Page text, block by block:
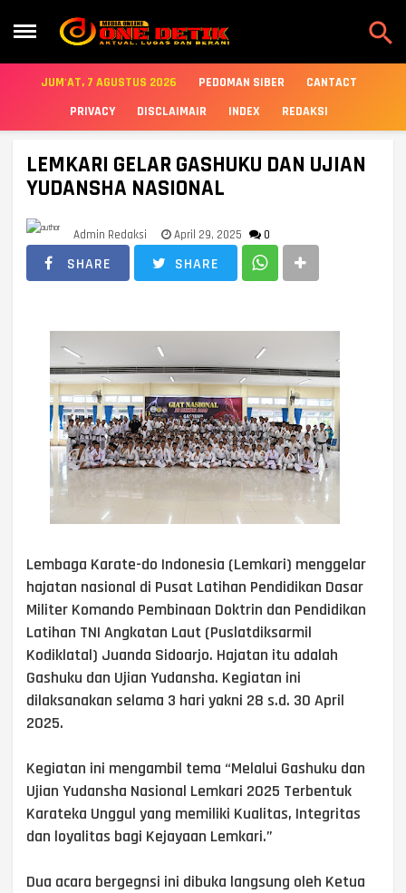

JUM'AT, 7 AGUSTUS 2026 PEDOMAN SIBER
CANTACT
PRIVACY
DISCLAIMAIR INDEX REDAKSI
LEMKARI GELAR GASHUKU DAN UJIAN
YUDANSHA NASIONAL
Admin Redaksi April 29, 2025 0
SHARE SHARE
Lembaga Karate-do Indonesia (Lemkari) menggelar
hajatan nasional di Pusat Latihan Pendidikan Dasar
Militer Komando Pembinaan Doktrin dan Pendidikan
Latihan TNI Angkatan Laut (Puslatdiksarmil
Kodiklatal) Juanda Sidoarjo. Hajatan itu adalah
Gashuku dan Ujian Yudansha. Kegiatan ini
dilaksanakan selama 3 hari yakni 28 s.d. 30 April
2025.
Kegiatan ini mengambil tema “Melalui Gashuku dan
Ujian Yudansha Nasional Lemkari 2025 Terbentuk
Karateka Unggul yang memiliki Kualitas, Integritas
dan loyalitas bagi Kejayaan Lemkari.”
Dua acara bergegnsi ini dibuka langsung oleh Ketua